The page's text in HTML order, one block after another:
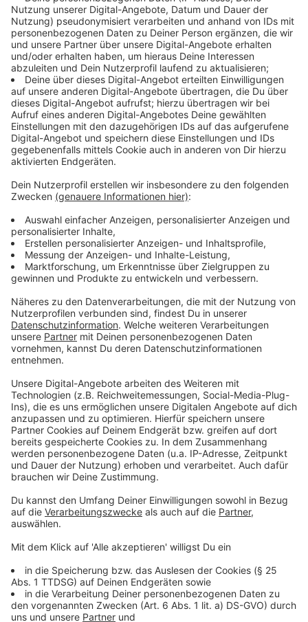
Besucher müssen grundsätzlich FFP2-Masken
tragen. Ihnen soll soweit möglich vor dem Besuch
ein Schnelltest empfohlen und angeboten
werden. Beschäftigte müssen alle drei Tage
getestet werden und beim direkten Kontakt etwa
mit Pflegebedürftigen ebenfalls FFP2-Masken
tragen. Auch Bewohnerinnen und Bewohner sind
regelmäßig zu testen.
Anzeige
Handel:
Grundsätzlich wird der Einzelhandel geschlossen.
Geöffnet bleiben nur Läden für Güter des
täglichen Bedarfs; das sind
der Lebensmitteleinzelhandel, Direktvermarkter
von Lebensmitteln, Abhol- und Lieferdienste
sowie Getränkemärkte,
Wochenmärkte für Verkaufsstände mit dem
Schwerpunkt Lebensmittel und Güter des
täglichen Bedarfs,
Apotheken, Reformhäuser, Sanitätshäuser,
Babyfachmärkte und Drogerien,
Tankstellen, Banken und Sparkassen sowie
Poststellen,
Kioske und Zeitungsverkaufsstellen,
Futtermittelmärkte und Tierbedarfsmärkte,
Verkauf von Weihnachtsbäumen sowie Schnitt-
und schnell verderblichen Topfblumen
Einrichtungen des Großhandels für
Großhandelskunden und – beschränkt auf den
Verkauf von Lebensmitteln – auch für Endkunden.
Zulässig bleiben auch für die geschlossenen
Läden der Versandhandel und die Auslieferung
bestellter Waren. Die Abholung bestellter Waren
durch Kunden ist ebenfalls zulässig, wenn sie